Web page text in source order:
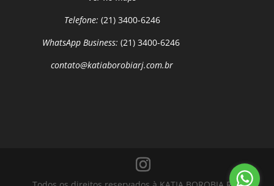
Telefone: (21) 3400-6246
WhatsApp Business: (21) 3400-6246
contato@katiaborobiarj.com.br